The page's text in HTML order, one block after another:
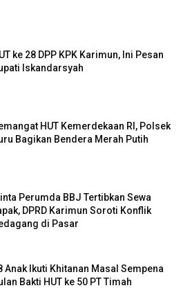
ke 28 DPP KPK Karimun, Ini Pesan
Iskandarsyah
HUT Kemerdekaan RI, Polsek
Bagikan Bendera Merah Putih
Perumda BBJ Tertibkan Sewa
DPRD Karimun Soroti Konflik
di Pasar
Anak Ikuti Khitanan Masal Sempena
Bakti HUT ke 50 PT Timah